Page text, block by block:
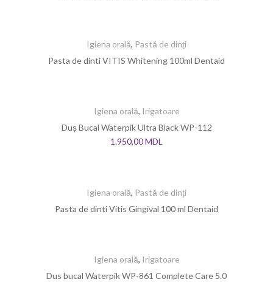
Igiena orală, Pastă de dinți
Pasta de dinti VITIS Whitening 100ml Dentaid
Igiena orală, Irigatoare
Duș Bucal Waterpik Ultra Black WP-112
1.950,00MDL
Igiena orală, Pastă de dinți
Pasta de dinti Vitis Gingival 100 ml Dentaid
Igiena orală, Irigatoare
Dus bucal Waterpik WP-861 Complete Care 5.0